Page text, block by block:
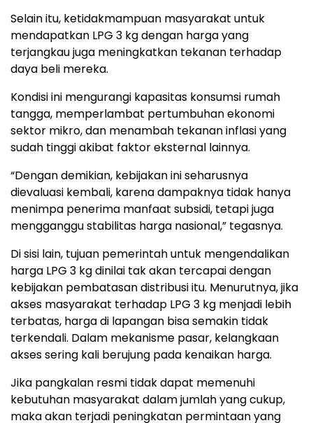
Selain itu, ketidakmampuan masyarakat untuk
mendapatkan LPG 3 kg dengan harga yang
terjangkau juga meningkatkan tekanan terhadap
daya beli mereka.
Kondisi ini mengurangi kapasitas konsumsi rumah
tangga, memperlambat pertumbuhan ekonomi
sektor mikro, dan menambah tekanan inflasi yang
sudah tinggi akibat faktor eksternal lainnya.
“Dengan demikian, kebijakan ini seharusnya
dievaluasi kembali, karena dampaknya tidak hanya
menimpa penerima manfaat subsidi, tetapi juga
mengganggu stabilitas harga nasional,” tegasnya.
Di sisi lain, tujuan pemerintah untuk mengendalikan
harga LPG 3 kg dinilai tak akan tercapai dengan
kebijakan pembatasan distribusi itu. Menurutnya, jika
akses masyarakat terhadap LPG 3 kg menjadi lebih
terbatas, harga di lapangan bisa semakin tidak
terkendali. Dalam mekanisme pasar, kelangkaan
akses sering kali berujung pada kenaikan harga.
Jika pangkalan resmi tidak dapat memenuhi
kebutuhan masyarakat dalam jumlah yang cukup,
maka akan terjadi peningkatan permintaan yang